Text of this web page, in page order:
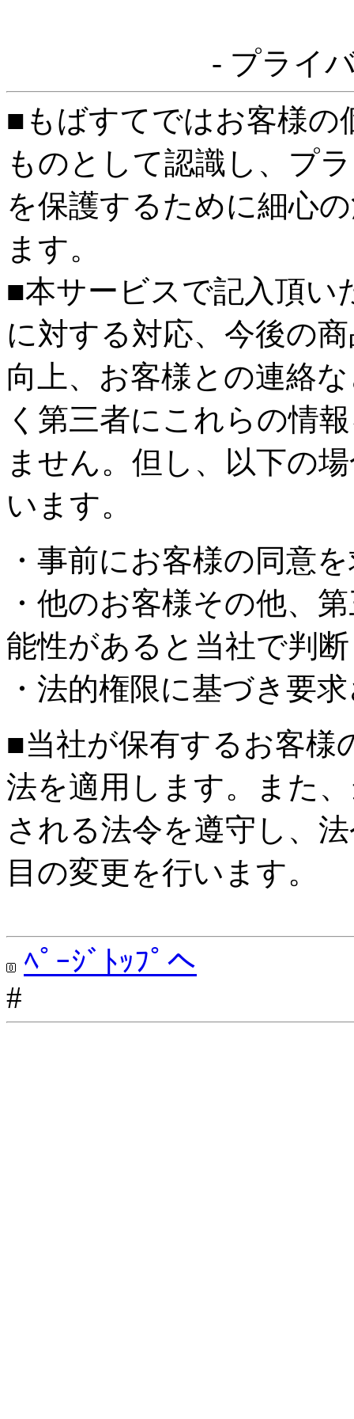
- プライ
■もばすてではお客様の
ものとして認識し、プ
を保護するために細心
ます。
■本サービスで記入頂い
に対する対応、今後の
向上、お客様との連絡
く第三者にこれらの情
ません。但し、以下の
います。
・事前にお客様の同意
・他のお客様その他、
能性があると当社で判
・法的権限に基づき要
■当社が保有するお客様
法を適用します。また
される法令を遵守し、
目の変更を行います。
ﾍﾟｰｼﾞﾄｯﾌﾟへ
#